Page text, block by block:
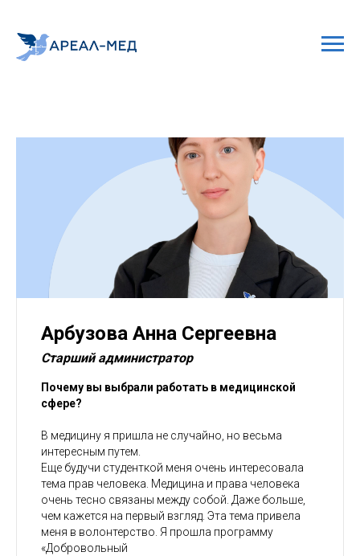
Арбузова Анна Сергеевна
Старший администратор
Почему вы выбрали работать в медицинской
сфере?
В медицину я пришла не случайно, но весьма
интересным путем.
Еще будучи студенткой меня очень интересовала
тема прав человека. Медицина и права человека
очень тесно связаны между собой. Даже больше,
чем кажется на первый взгляд. Эта тема привела
меня в волонтерство. Я прошла программу
«Добровольный